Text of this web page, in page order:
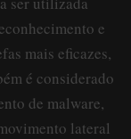
e
mais eficazes,
é considerado
de malware,
lateral